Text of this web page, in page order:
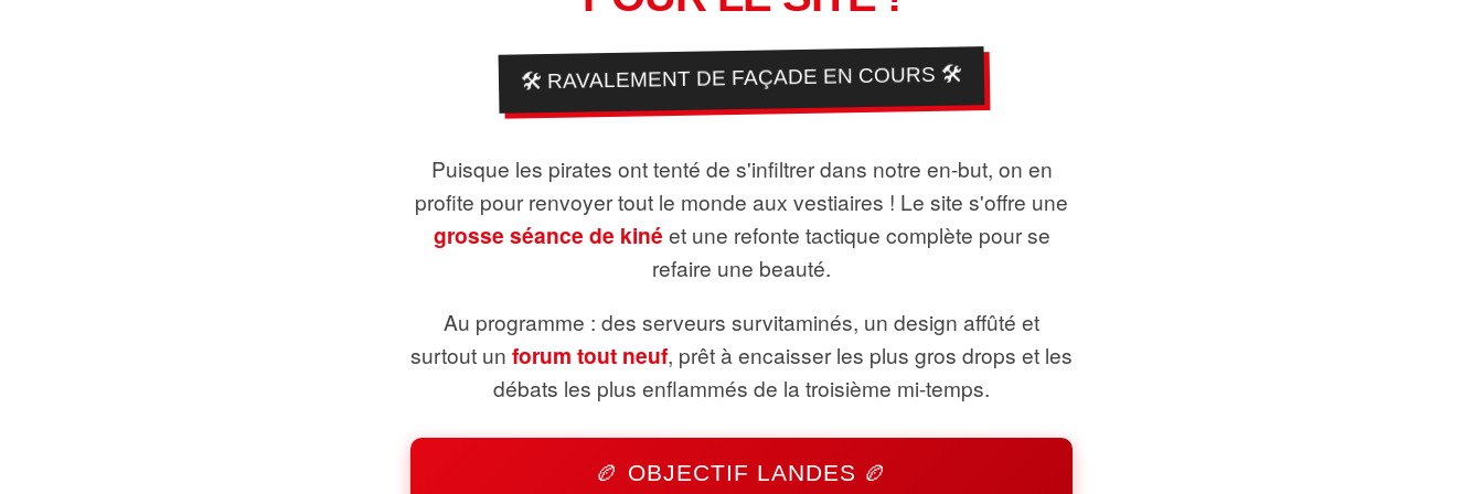
🛠️ RAVALEMENT DE FAÇADE EN COURS 🛠️
Puisque les pirates ont tenté de s'infiltrer dans notre en-but, on en
profite pour renvoyer tout le monde aux vestiaires ! Le site s'offre une
grosse séance de kiné et une refonte tactique complète pour se
refaire une beauté.
Au programme : des serveurs survitaminés, un design affûté et
surtout un forum tout neuf, prêt à encaisser les plus gros drops et les
débats les plus enflammés de la troisième mi-temps.
🏉 OBJECTIF LANDES 🏉